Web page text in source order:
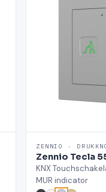
ZENNIO ·
Zennio Tecla
KNX
MUR indicator